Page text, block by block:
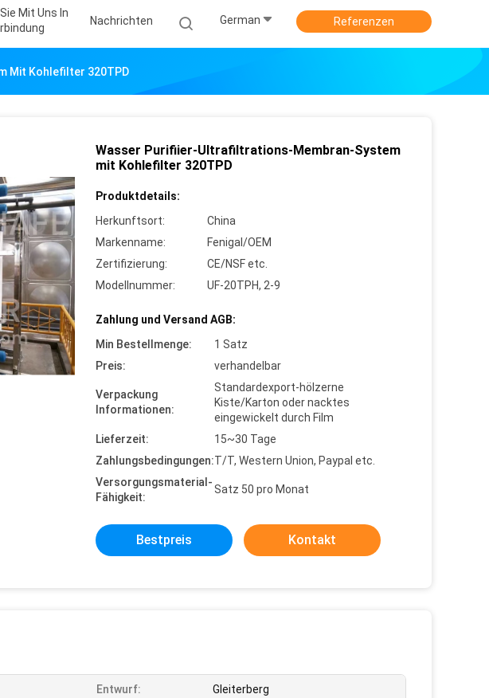
Mit Uns In
Nachrichten German Referenzen
Mit Kohlefilter 320TPD
Wasser Purifiier-Ultrafiltrations-Membran-System
mit Kohlefilter 320TPD
Produktdetails:
Herkunftsort:
China
Markenname:
Fenigal/OEM
Zertifizierung:
CE/NSF etc.
Modellnummer:
UF-20TPH, 2-9
Zahlung und Versand AGB:
Min Bestellmenge:
1 Satz
Preis:
verhandelbar
Verpackung
Informationen:
Standardexport-hölzerne
Kiste/Karton oder nacktes
eingewickelt durch Film
Lieferzeit:
15~30 Tage
Zahlungsbedingungen:T/T, Western Union, Paypal etc.
Versorgungsmaterial-
Fähigkeit:
Satz 50 pro Monat
Bestpreis Kontakt
Entwurf: Gleiterberg